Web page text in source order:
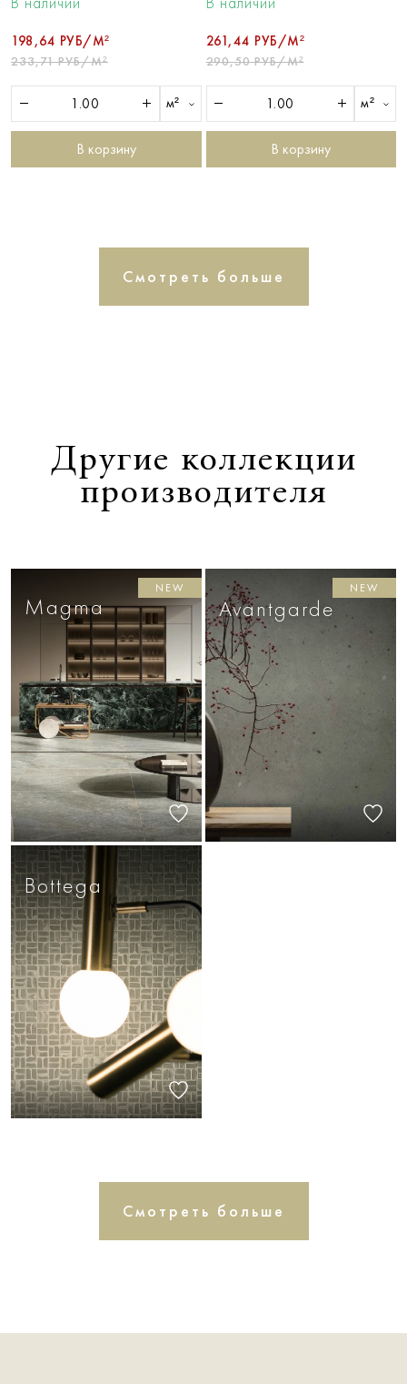
198,64 РУБ/М²
233,71 РУБ/М²
м²
В корзину
261,44 РУБ/М²
290,50 РУБ/М²
м²
В корзину
Смотреть больше
Другие коллекции
производителя
Magma
NEW
Avantgarde
NEW
Bottega
Смотреть больше